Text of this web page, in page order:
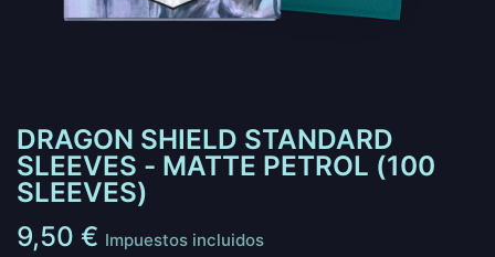
DRAGON SHIELD STANDARD
SLEEVES - MATTE PETROL (100
SLEEVES)
9,50 € Impuestos incluidos